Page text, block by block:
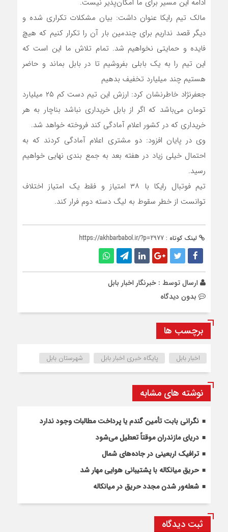
ادامه این مسیر برای ما امکان‌پذیر نیست.
مالک تیم رایکا عنوان داشت: بیان مشکلات تکراری شده و
دیگر قصد نداریم برای چندمین بار آن را تکرار کنیم که هیچ
فایده‌ و حمایتی نخواهیم شد. تمام تلاش ما این است که
این تیم را به یک بابلی بفروشیم تا در بابل بماند و حاضر
هستیم چند میلیارد تخفیف بدهیم
جعفرنژاد خاطرنشان کرد: ارزش این تیم دست کم ۲۵ میلیارد
تومان می‌باشد که اگر از بابل خریداری نباشد بناچار به هر
خریداری که در کشور اعلام آمادگی کند فروخته خواهد شد.
وی در پایان افزود: دو مشتری اعلام آمادگی کردند که به
احتمال خیلی زیاد در هفته بعد به جمع بندی نهایی خواهیم
رسید.
تیم فوتبال رایکا با ۳۸ امتیاز و فقط یک امتیاز اختلاف
توانست از خطر سقوط به لیگ دسته دوم فرار کند.
لینک کوتاه : https://akhbarbabol.ir/?p=2977
ارسال توسط : خبرنگار اخبار بابل
بدون دیدگاه
برچسب ها
اخبار بابل پایگاه خبری اخبار بابل شهرستان بابل
نوشته های مشابه
نگرانی بابت تأمین گندم یا پرداخت مطالبات وجود ندارد
دریای مازندران موقتاً تعطیل می‌شود
ترافیک اربعینی در جاده‌های شمال
حریق میانکاله با پشتیبانی هوایی مهار شد
شعله‌ور شدن مجدد حریق در میانکاله
ثبت دیدگاه